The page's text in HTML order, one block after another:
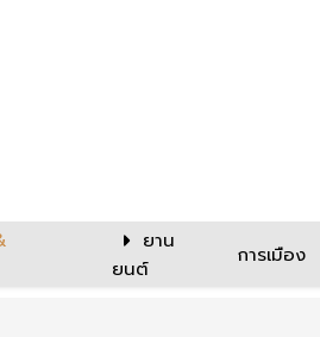
ยาน
ยนต์
การเมือง